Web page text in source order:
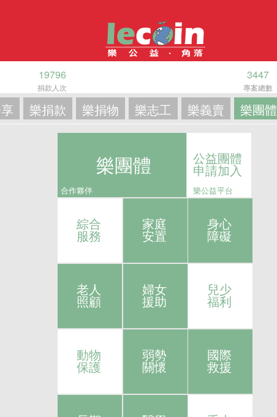
19796
捐款人次
3447
專案總數
樂捐款 樂捐物 樂志工 樂義賣 樂團體
樂團體
合作夥伴
公益團體
申請加入
樂公益平台
綜合
服務
家庭
安置
身心
障礙
老人
照顧
婦女
援助
兒少
福利
動物
保護
弱勢
關懷
國際
救援